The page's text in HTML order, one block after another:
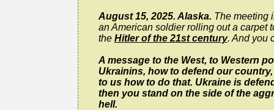
August 15, 2025. Alaska. The meeting
an American soldier rolling out a carpet
the Hitler of the 21st century. And you
A message to the West, to Western
Ukrainins, how to defend our
to us how to do that. Ukraine is
then you stand on the side of the
hell.